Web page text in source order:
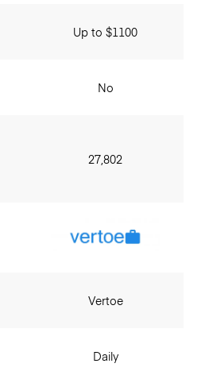
Up to $1100
No
27,802
Vertoe
Daily